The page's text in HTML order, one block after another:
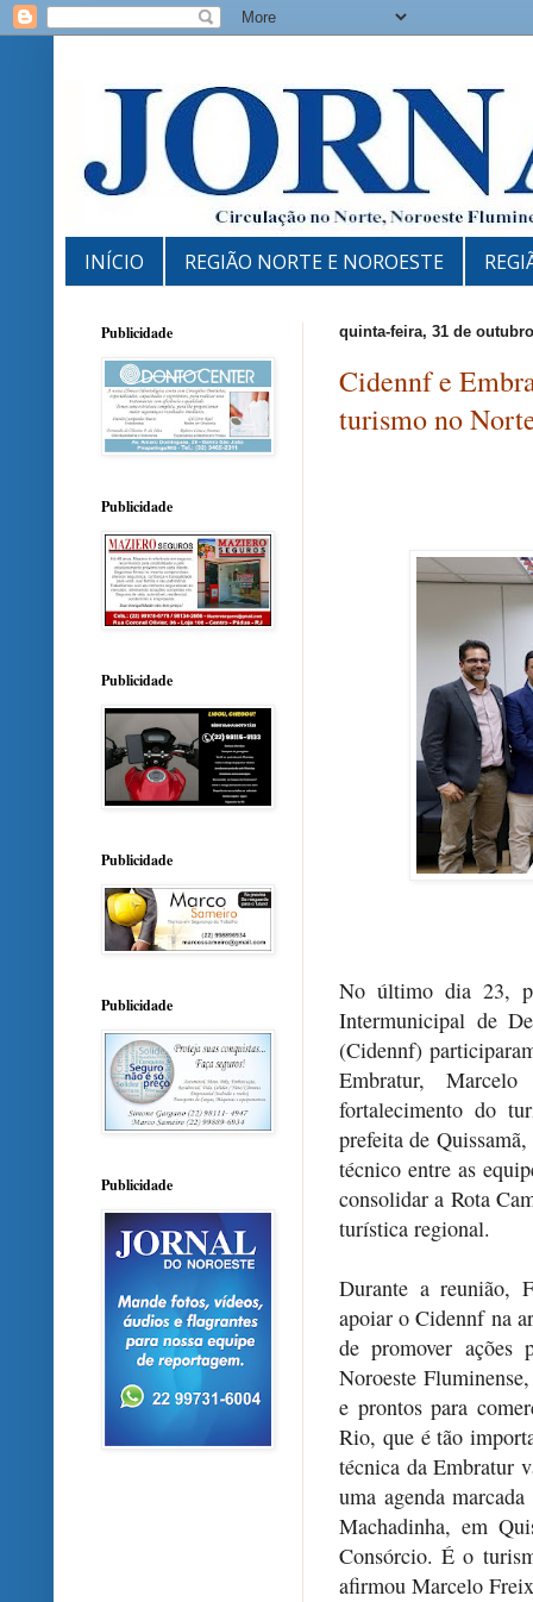
INÍCIO REGIÃO NORTE E NOROESTE
quinta-feira, 31 de
Cidennf e
turismo no
No último dia 23,
Intermunicipal de
(Cidennf)
Embratur,
fortalecimento do
prefeita de
técnico entre as
consolidar a Rota
turística regional.
Durante a reunião,
apoiar o Cidennf na
de promover ações
Noroeste
e prontos para
Rio, que é tão
técnica da Embratur
uma agenda
Machadinha, em
Consórcio. É o
afirmou Marcelo
Publicidade
Publicidade
Publicidade
Publicidade
Publicidade
Publicidade